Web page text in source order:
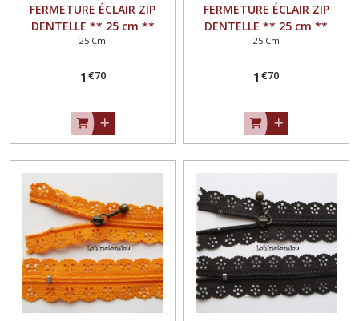
FERMETURE ÉCLAIR ZIP
DENTELLE ** 25 cm **
JAUNE LAYETTE - Non
25 Cm
1 €70
FERMETURE ÉCLAIR ZIP
DENTELLE ** 25 cm **
JAUNE SOLEIL - Non
25 Cm
1 €70